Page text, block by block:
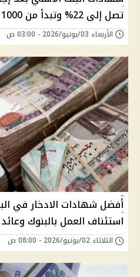
تصل إلى 22% وتبدأ من 1000 جنيه
الأربعاء 03/يونيو/2026 - 03:00 ص
أفضل شهادات الادخار في
استئناف العمل بالبنوك وعائد
الثلاثاء 02/يونيو/2026 - 08:00 ص